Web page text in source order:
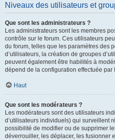
Niveaux des utilisateurs et
Que sont les administrateurs ?
Les administrateurs sont les membres
contrôle sur le forum. Ces utilisateurs
du forum, telles que les paramètres des
d’utilisateurs, la création de groupes
peuvent également être habilités à
dépend de la configuration effectuée par
Haut
Que sont les modérateurs ?
Les modérateurs sont des utilisateurs
d’utilisateurs individuels) qui surveillent
possibilité de modifier ou de supprimer
déverrouiller, les déplacer, les fusionner